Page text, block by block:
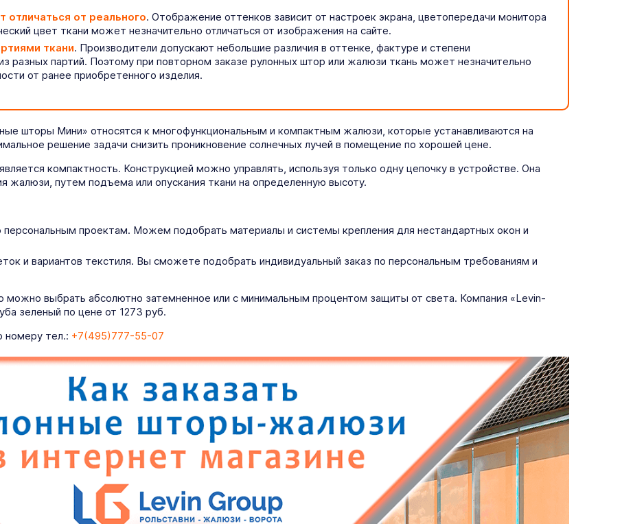
отличаться от реального. Отображение оттенков зависит от настроек экрана, цветопередачи монитора
цвет ткани может незначительно отличаться от изображения на сайте.
ткани. Производители допускают небольшие различия в оттенке, фактуре и степени
разных партий. Поэтому при повторном заказе рулонных штор или жалюзи ткань может незначительно
от ранее приобретенного изделия.
шторы Мини» относятся к многофункциональным и компактным жалюзи, которые устанавливаются на
решение задачи снизить проникновение солнечных лучей в помещение по хорошей цене.
компактность. Конструкцией можно управлять, используя только одну цепочку в устройстве. Она
жалюзи, путем подъема или опускания ткани на определенную высоту.
проектам. Можем подобрать материалы и системы крепления для нестандартных окон и
и вариантов текстиля. Вы сможете подобрать индивидуальный заказ по персональным требованиям и
можно выбрать абсолютно затемненное или с минимальным процентом защиты от света. Компания «Levin-
зеленый по цене от 1273 руб.
номеру тел.: +7(495)777-55-07